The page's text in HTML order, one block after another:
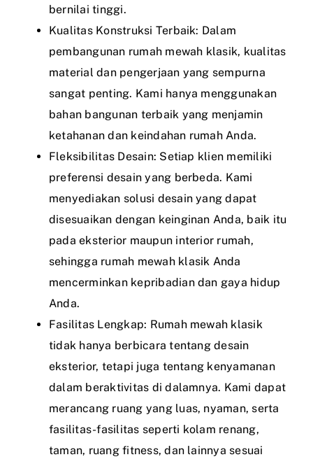
bernilai tinggi.
Kualitas Konstruksi Terbaik: Dalam
pembangunan rumah mewah klasik, kualitas
material dan pengerjaan yang sempurna
sangat penting. Kami hanya menggunakan
bahan bangunan terbaik yang menjamin
ketahanan dan keindahan rumah Anda.
Fleksibilitas Desain: Setiap klien memiliki
preferensi desain yang berbeda. Kami
menyediakan solusi desain yang dapat
disesuaikan dengan keinginan Anda, baik itu
pada eksterior maupun interior rumah,
sehingga rumah mewah klasik Anda
mencerminkan kepribadian dan gaya hidup
Anda.
Fasilitas Lengkap: Rumah mewah klasik
tidak hanya berbicara tentang desain
eksterior, tetapi juga tentang kenyamanan
dalam beraktivitas di dalamnya. Kami dapat
merancang ruang yang luas, nyaman, serta
fasilitas-fasilitas seperti kolam renang,
taman, ruang fitness, dan lainnya sesuai